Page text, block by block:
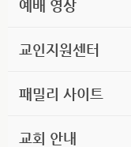
예배 영상
교인지원센터
패밀리 사이트
교회 안내